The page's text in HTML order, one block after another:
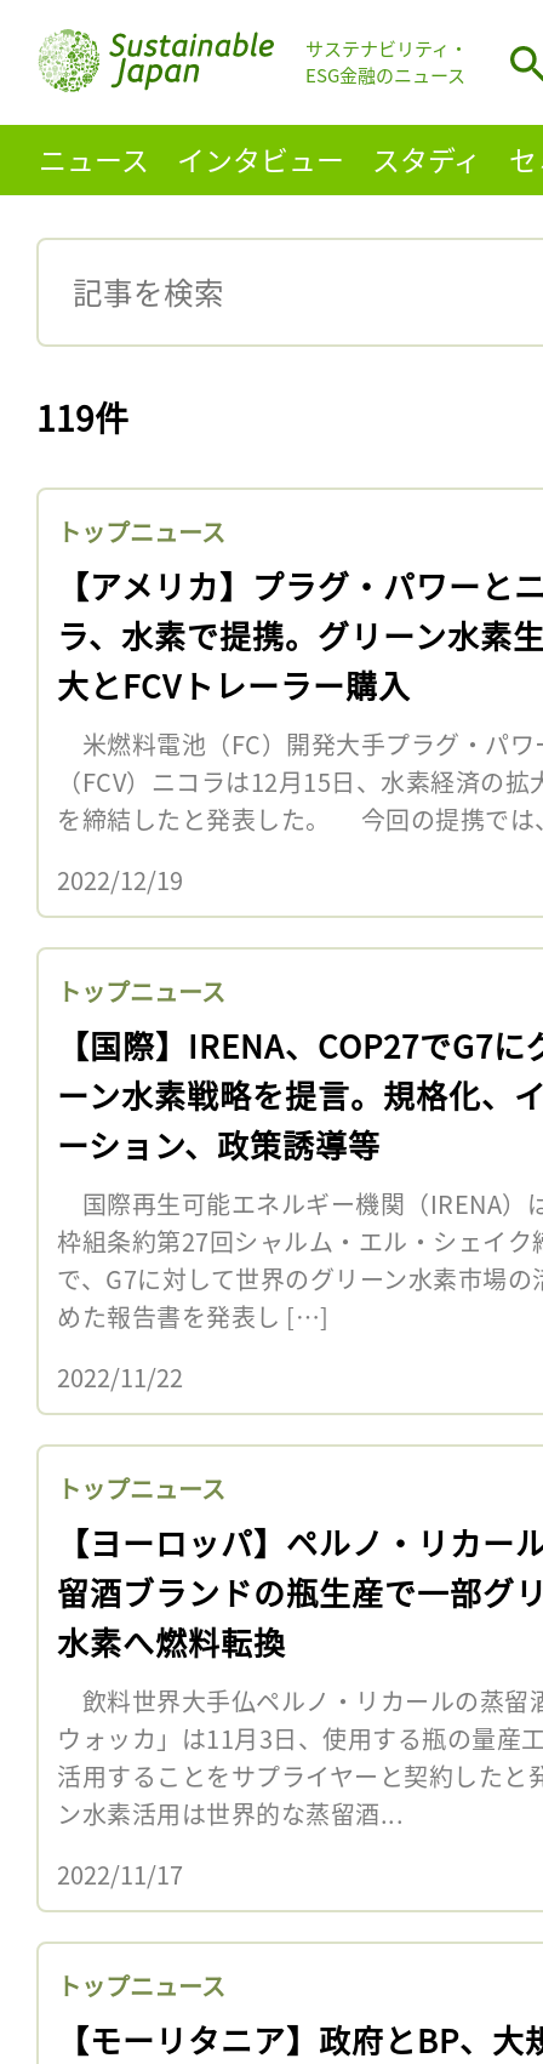
サステナビリティ・
ESG金融のニュース
ニュース インタビュー スタディ
119件
トップニュース
【アメリカ】プラグ・パワーと
ラ、水素で提携。グリーン水素
大とFCVトレーラー購入
米燃料電池（FC）開発大手プラグ・パ
（FCV）ニコラは12月15日、水素経済の
を締結したと発表した。 今回の提携では
2022/12/19
トップニュース
【国際】IRENA、COP27でG7に
ーン水素戦略を提言。規格化、
ーション、政策誘導等
国際再生可能エネルギー機関（IRENA）
枠組条約第27回シャルム・エル・シェイ
で、G7に対して世界のグリーン水素市場
めた報告書を発表し […]
2022/11/22
トップニュース
【ヨーロッパ】ペルノ・リカー
留酒ブランドの瓶生産で一部グ
水素へ燃料転換
飲料世界大手仏ペルノ・リカールの蒸留
ウォッカ」は11月3日、使用する瓶の量産
活用することをサプライヤーと契約したと
ン水素活用は世界的な蒸留酒...
2022/11/17
トップニュース
【モーリタニア】政府とBP、大